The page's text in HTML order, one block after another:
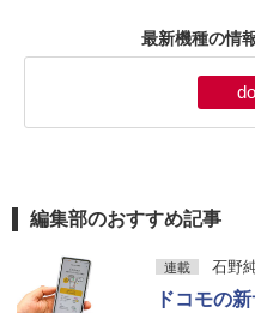
最新機種の情
編集部のおすすめ記事
連載 石野
ドコモの